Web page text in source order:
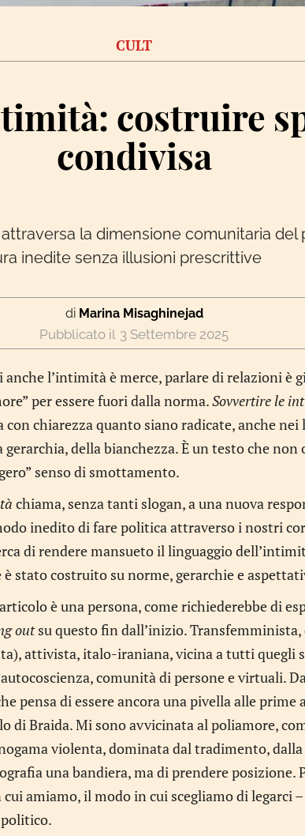
CULT
costruire
condivisa
la dimensione comunitaria
inedite senza illusioni prescrittive
di Marina Misaghinejad
3 Settembre 2025
l’intimità è merce, parlare di relazioni è
per essere fuori dalla norma.Sovvertire le
con chiarezza quanto siano radicate, anche
gerarchia, della bianchezza. È un testo che
senso di smottamento.
chiama, senza tanti slogan, a una nuova
inedito di fare politica attraverso i nostri
di rendere mansueto il linguaggio
stato costruito su norme, gerarchie e
è una persona, come richiederebbe di
outsu questo fin dall’inizio.
attivista, italo-iraniana, vicina a tutti quegli
comunità di persone e virtuali.
pensa di essere ancora una pivella alle
di Braida. Mi sono avvicinata al poliamore,
violenta, dominata dal tradimento,
una bandiera, ma di prendere posizione.
amiamo, il modo in cui scegliamo di legarci